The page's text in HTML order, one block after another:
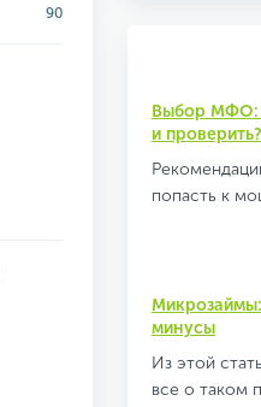
90
Выбор МФО:
и проверить?
попасть к
минусы
Из этой
все о таком